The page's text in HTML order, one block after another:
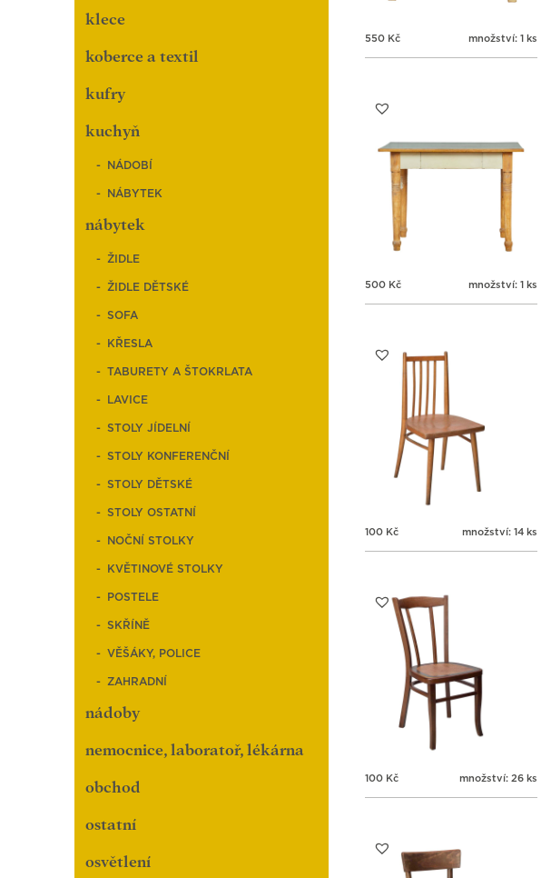
klece
koberce a textil
kufry
kuchyň
NÁDOBÍ
NÁBYTEK
nábytek
ŽIDLE
ŽIDLE DĚTSKÉ
SOFA
KŘESLA
TABURETY A ŠTOKRLATA
LAVICE
STOLY JÍDELNÍ
STOLY KONFERENČNÍ
STOLY DĚTSKÉ
STOLY OSTATNÍ
NOČNÍ STOLKY
KVĚTINOVÉ STOLKY
POSTELE
SKŘÍNĚ
VĚŠÁKY, POLICE
ZAHRADNÍ
nádoby
nemocnice, laboratoř, lékárna
obchod
ostatní
osvětlení
550 Kč množství: 1 ks
500 Kč množství: 1 ks
100 Kč množství: 14 ks
100 Kč množství: 26 ks